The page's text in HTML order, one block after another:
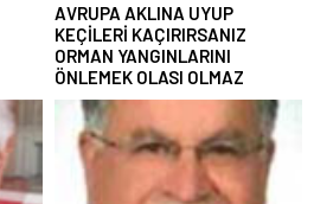
AVRUPA AKLINA UYUP
KEÇİLERİ KAÇIRIRSANIZ
ORMAN YANGINLARINI
ÖNLEMEK OLASI OLMAZ